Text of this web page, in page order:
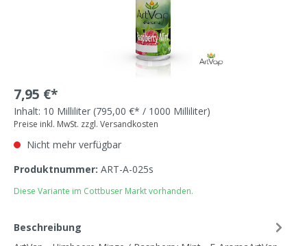
7,95 €*
Inhalt: 10 Milliliter (795,00 €* / 1000 Milliliter)
Preise inkl. MwSt. zzgl. Versandkosten
Nicht mehr verfügbar
Produktnummer: ART-A-025s
Diese Variante im Cottbuser Markt vorhanden.
Beschreibung